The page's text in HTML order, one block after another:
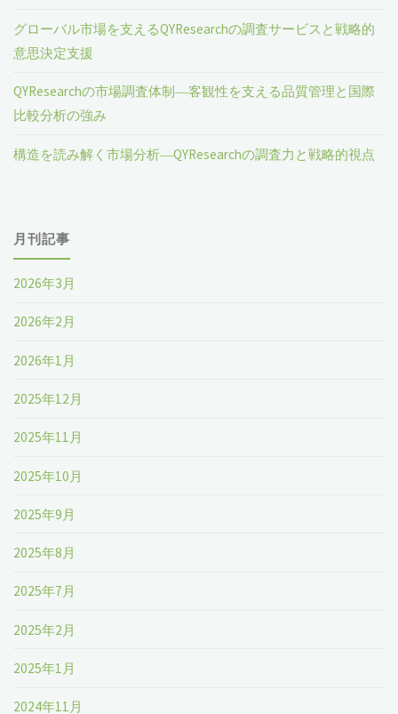
グローバル市場を支えるQYResearchの調査サービスと戦略的
意思決定支援
QYResearchの市場調査体制―客観性を支える品質管理と国際
比較分析の強み
構造を読み解く市場分析―QYResearchの調査力と戦略的視点
月刊記事
2026年3月
2026年2月
2026年1月
2025年12月
2025年11月
2025年10月
2025年9月
2025年8月
2025年7月
2025年2月
2025年1月
2024年11月